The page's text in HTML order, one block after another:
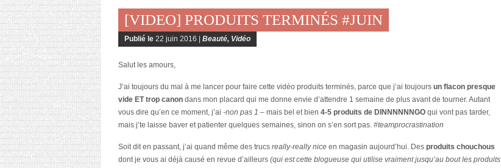
[VIDEO] PRODUITS TERMINÉS #JUIN
Publié le 22 juin 2016 | Beauté, Vidéo
Salut les amours,
J’ai toujours du mal à me lancer pour faire cette vidéo produits terminés, parce que j’ai toujours un flacon presque
vide ET trop canon dans mon placard qui me donne envie d’attendre 1 semaine de plus avant de tourner. Autant
vous dire qu’en ce moment, j’ai -non pas 1 – mais bel et bien 4-5 produits de DINNNNNNGO qui vont pas tarder,
mais j’te laisse baver et patienter quelques semaines, sinon on s’en sort pas. #teamprocrastination
Soit dit en passant, j’ai quand même des trucs really-really nice en magasin aujourd’hui. Des produits chouchous
dont je vous ai déjà causé en revue d’ailleurs (qui est cette blogueuse qui utilise vraiment jusqu’au bout les produits